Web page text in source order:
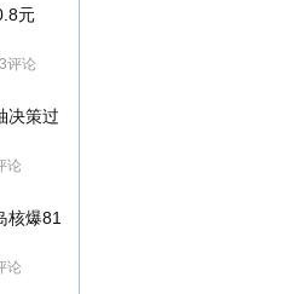
元
评论
决策过
论
核爆81
论